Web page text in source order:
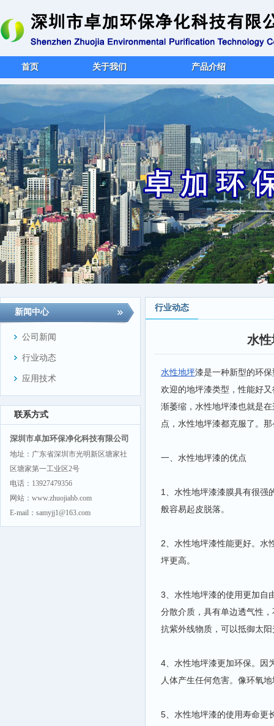
首页 关于我们 产品介绍
新闻中心
公司新闻
行业动态
应用技术
联系方式
深圳市卓加环保净化科技有限公司
地址：广东省深圳市光明新区塘家社
区塘家第一工业区2号
电话：13927479356
网站：www.zhuojiahb.com
E-mail：samyjj1@163.com
行业动态
水
水性地坪漆是一种新型的环
欢迎的地坪漆类型，性能好
渐萎缩，水性地坪漆也就是
点，水性地坪漆都克服了。
一、水性地坪漆的优点
1、水性地坪漆漆膜具有很强
般容易起皮脱落。
2、水性地坪漆性能更好。水
坪更高。
3、水性地坪漆的使用更加自
分散介质，具有单边透气性
抗紫外线物质，可以抵御太
4、水性地坪漆更加环保。因
人体产生任何危害。像环氧
5、水性地坪漆的使用寿命更